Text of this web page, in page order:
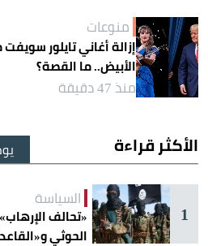
منوعات
إزالة أغاني تايلور
الأبيض.. ما القصة؟
منذ 47 دقيقة
الأكثر قراءة
1
السياسة
«تحالف
الحوثي